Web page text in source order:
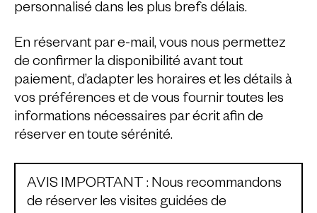
personnalisé dans les plus brefs délais.
En réservant par e-mail, vous nous permettez
de confirmer la disponibilité avant tout
paiement, d’adapter les horaires et les détails à
vos préférences et de vous fournir toutes les
informations nécessaires par écrit afin de
réserver en toute sérénité.
AVIS IMPORTANT : Nous recommandons
de réserver les visites guidées de